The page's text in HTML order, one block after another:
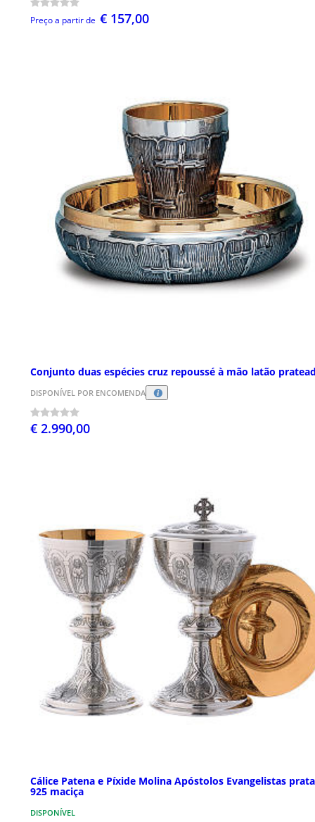
Preço a partir de € 157,00
Conjunto duas espécies cruz repoussé à mão latão
DISPONÍVEL POR ENCOMENDA
€ 2.990,00
Cálice Patena e Píxide Molina Apóstolos Evangelistas prata
925 maciça
DISPONÍVEL